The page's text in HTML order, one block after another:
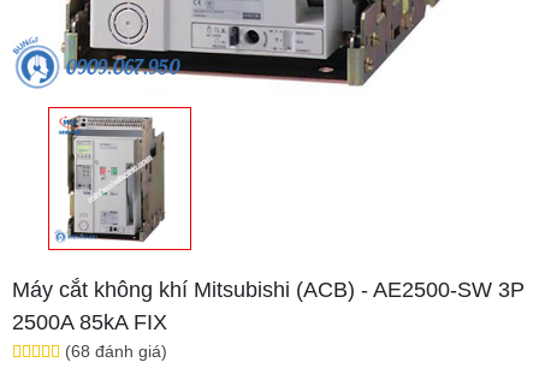
Máy cắt không khí Mitsubishi (ACB) - AE2500-SW 3P
2500A 85kA FIX
(68 đánh giá)